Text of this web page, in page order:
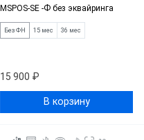
MSPOS-SE -Ф без эквайринга
Без ФН 15 мес 36 мес
15 900 ₽
В корзину